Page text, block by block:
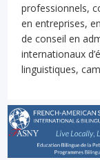
professionnels,
en entreprises,
de conseil en
internationaux
linguistiques,